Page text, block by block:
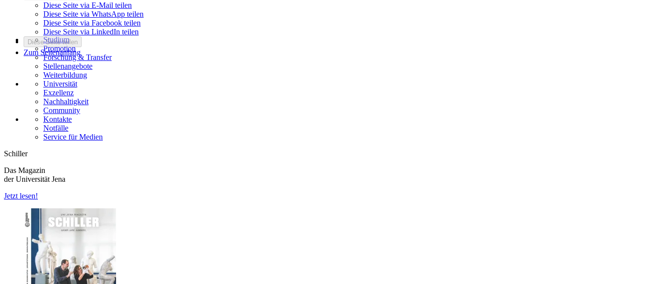
Diese Seite via E-Mail teilen
Diese Seite via WhatsApp teilen
Diese Seite via Facebook teilen
Diese Seite via LinkedIn teilen
Diese Seite teilen
Zum Seitenanfang
Studium
Promotion
Forschung & Transfer
Stellenangebote
Weiterbildung
Universität
Exzellenz
Nachhaltigkeit
Community
Kontakte
Notfälle
Service für Medien
Schiller
Das Magazin
der Universität Jena
Jetzt lesen!